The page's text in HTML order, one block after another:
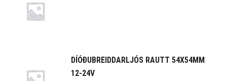
DÍÓÐUBREIDDARLJÓS RAUTT 54X54MM
12-24V